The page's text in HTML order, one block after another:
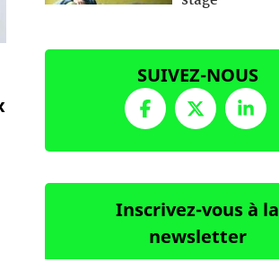
SUIVEZ-NOUS
Inscrivez-vous à la
newsletter